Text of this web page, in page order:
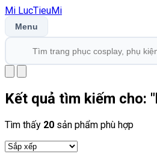
Mi LucTieuMi
Menu
Kết quả tìm kiếm cho: "
Tìm thấy 20 sản phẩm phù hợp